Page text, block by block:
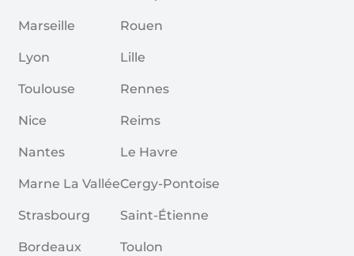
Marseille
Lyon
Toulouse
Nice
Nantes
Marne La Vallée
Strasbourg
Bordeaux
Rouen
Lille
Rennes
Reims
Le Havre
Cergy-Pontoise
Saint-Étienne
Toulon